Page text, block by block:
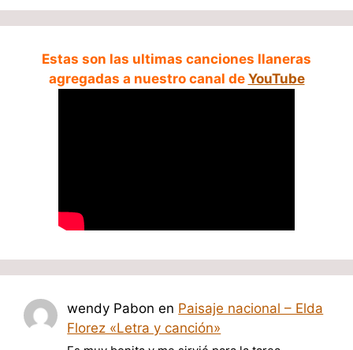
Estas son las ultimas canciones llaneras
agregadas a nuestro canal de YouTube
wendy Pabon en Paisaje nacional – Elda
Florez «Letra y canción»